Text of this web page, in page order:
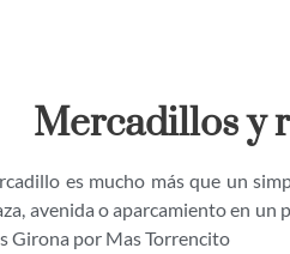
Mercadillos y
es mucho más que un
avenida o aparcamiento en
Girona por Mas Torrencito